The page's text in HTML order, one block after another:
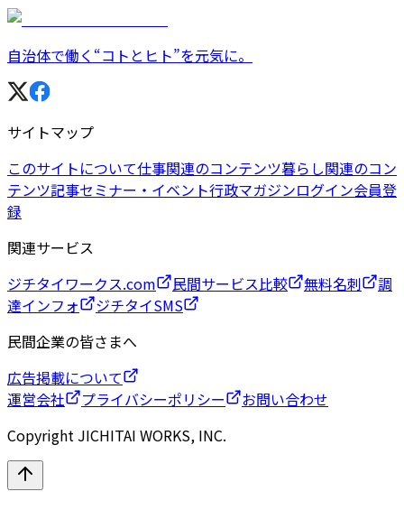
自治体で働く“コトとヒト”を元気に。
サイトマップ
このサイトについて仕事関連のコンテンツ暮らし関連のコン
テンツ記事セミナー・イベント行政マガジンログイン会員登
録
関連サービス
ジチタイワークス.com
民間サービス比較 無料名刺
調
達インフォ
ジチタイSMS
民間企業の皆さまへ
広告掲載について
運営会社
プライバシーポリシー
お問い合わせ
Copyright JICHITAI WORKS, INC.